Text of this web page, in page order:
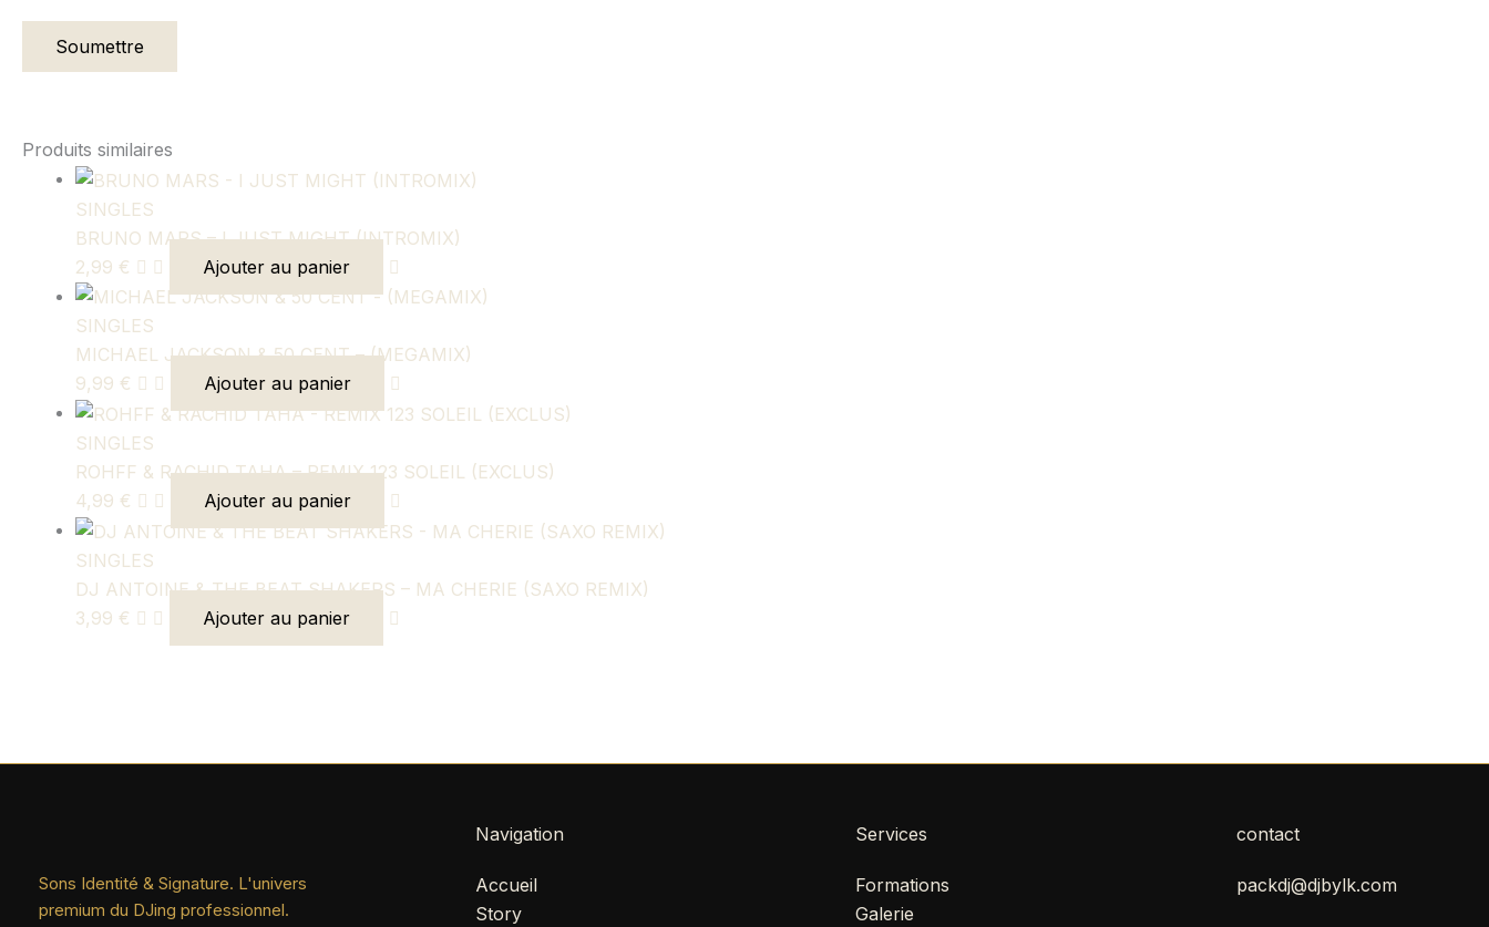
Produits similaires
SINGLES
BRUNO MARS – I JUST MIGHT (INTROMIX)
2,99 € Ajouter au panier
SINGLES
MICHAEL JACKSON & 50 CENT – (MEGAMIX)
9,99 € Ajouter au panier
SINGLES
ROHFF & RACHID TAHA – REMIX 123 SOLEIL (EXCLUS)
4,99 € Ajouter au panier
SINGLES
DJ ANTOINE & THE BEAT SHAKERS – MA CHERIE (SAXO REMIX)
3,99 € Ajouter au panier
Sons Identité & Signature. L'univers
premium du DJing professionnel.
Navigation
Accueil
Story
Services
Formations
Galerie
contact
packdj@djbylk.com